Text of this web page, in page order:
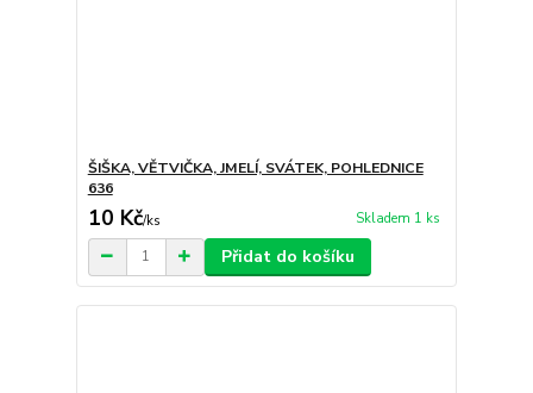
ŠIŠKA, VĚTVIČKA, JMELÍ, SVÁTEK, POHLEDNICE
636
10 Kč/ks Skladem 1 ks
Přidat do košíku